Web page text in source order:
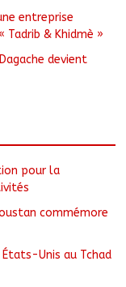
entreprise
Tadrib & Khidmè »
devient
pour la
commémore
États-Unis au Tchad